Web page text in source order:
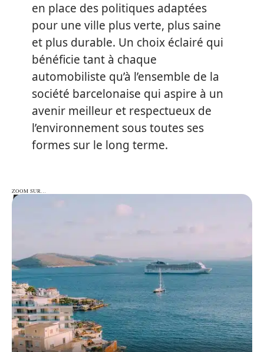
en place des politiques adaptées
pour une ville plus verte, plus saine
et plus durable. Un choix éclairé qui
bénéficie tant à chaque
automobiliste qu’à l’ensemble de la
société barcelonaise qui aspire à un
avenir meilleur et respectueux de
l’environnement sous toutes ses
formes sur le long terme.
ZOOM SUR…
ZOOM SUR…